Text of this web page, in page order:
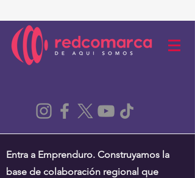
Entra a Emprenduro. Construyamos la
base de colaboración regional que